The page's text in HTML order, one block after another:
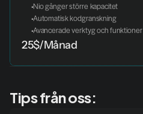
Nio gånger större kapacitet
Automatisk kodgranskning
Avancerade verktyg och funktioner
25$/Månad
Tips från oss: